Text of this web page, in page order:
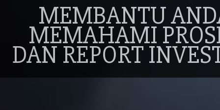
MEMBANTU
MEMAHAMI
DAN REPORT